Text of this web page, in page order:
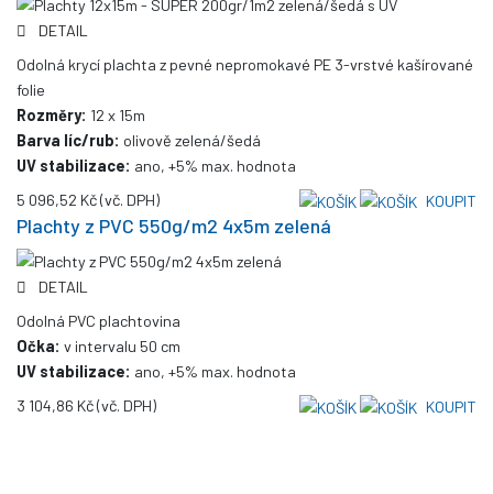
DETAIL
Odolná krycí plachta z pevné nepromokavé PE 3-vrstvé kašírované
folie
Rozměry: 12 x 15m
Barva líc/rub: olivově zelená/šedá
UV stabilizace: ano, +5% max. hodnota
5 096,52 Kč(vč. DPH) KOUPIT
Plachty z PVC 550g/m2 4x5m zelená
DETAIL
Odolná PVC plachtovina
Očka: v intervalu 50 cm
UV stabilizace: ano, +5% max. hodnota
3 104,86 Kč(vč. DPH) KOUPIT